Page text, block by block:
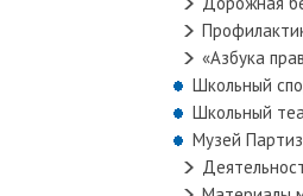
«Азбука
Школьный
Школьный
Музей